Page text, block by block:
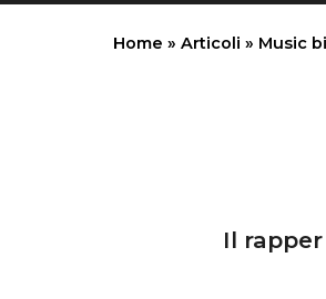
Home » Articoli » Music
Il